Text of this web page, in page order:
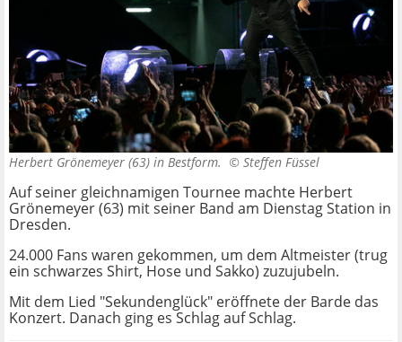
Herbert Grönemeyer (63) in Bestform. © Steffen Füssel
Auf seiner gleichnamigen Tournee machte Herbert
Grönemeyer (63) mit seiner Band am Dienstag Station in
Dresden.
24.000 Fans waren gekommen, um dem Altmeister (trug
ein schwarzes Shirt, Hose und Sakko) zuzujubeln.
Mit dem Lied "Sekundenglück" eröffnete der Barde das
Konzert. Danach ging es Schlag auf Schlag.